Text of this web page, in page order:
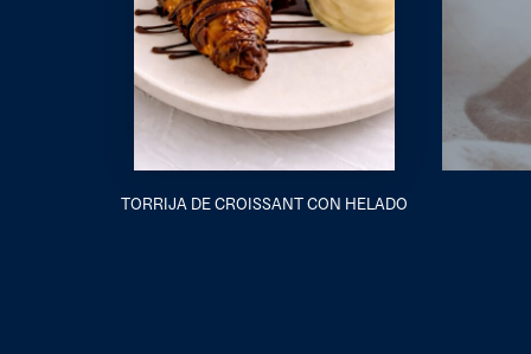
TORRIJA DE CROISSANT CON HELADO